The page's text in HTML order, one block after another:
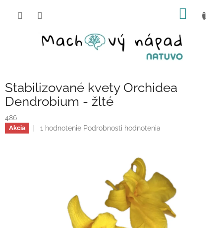
Stabilizované kvety Orchidea
Dendrobium - žlté
486
Akcia
Priemerné
hviezdičiek.
1 hodnotenie Podrobnosti hodnotenia